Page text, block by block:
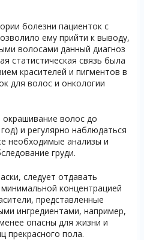
болезни пациенток с
ему прийти к выводу,
волосами данный диагноз
статистическая связь была
красителей и пигментов в
для волос и онкологии
волос до
и регулярно наблюдаться
необходимые анализы и
груди.
следует отдавать
концентрацией
представленные
ингредиентами, например,
опасны для жизни и
прекрасного пола.